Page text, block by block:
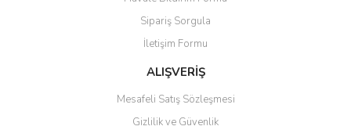
Ürün bilgilerinde hatalar bulunuyor.
Ürün fiyatı diğer sitelerden daha pahalı.
Bu ürüne benzer farklı alternatifler olmalı.
Sipariş Sorgula
İletişim Formu
ALIŞVERİŞ
Mesafeli Satış Sözleşmesi
Gizlilik ve Güvenlik